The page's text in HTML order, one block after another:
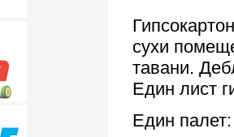
сухи
тавани.
Един лист
Един